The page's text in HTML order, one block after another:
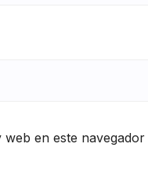
en este